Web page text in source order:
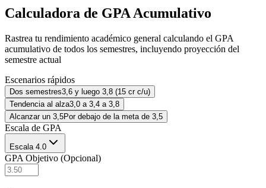
Calculadora de GPA Acumulativo
Rastrea tu rendimiento académico general calculando el GPA
acumulativo de todos los semestres, incluyendo proyección del
semestre actual
Escenarios rápidos
Dos semestres3,6 y luego 3,8 (15 cr c/u)
Tendencia al alza3,0 a 3,4 a 3,8
Alcanzar un 3,5Por debajo de la meta de 3,5
Escala de GPA
Escala 4.0
GPA Objetivo (Opcional)